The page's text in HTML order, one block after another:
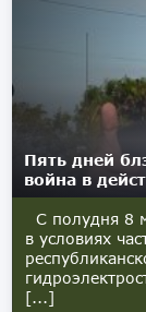
Пять дней
война в
С полудня 8
в условиях
[...]